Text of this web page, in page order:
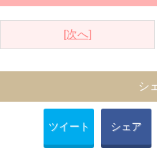
[次へ]
シ
ツイート シェア